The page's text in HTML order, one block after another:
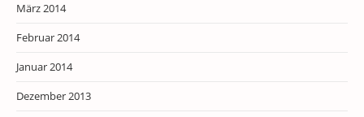
März 2014
Februar 2014
Januar 2014
Dezember 2013